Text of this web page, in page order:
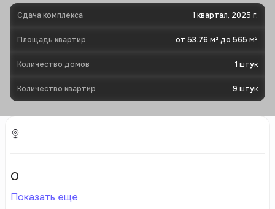
Сдача комплекса 1 квартал, 2025 г.
Площадь квартир от 53.76 м² до 565 м²
Количество домов 1 штук
Количество квартир 9 штук
О
Показать еще